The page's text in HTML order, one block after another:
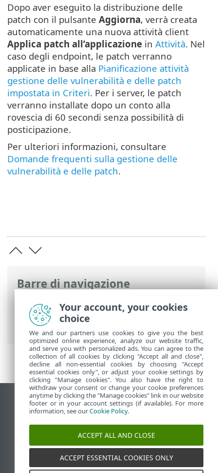
Barre di navigazione
Guida online ESET>ESET PROTECT>
Utilizzo di ESET PROTECT >
Menu principale
> Gestione patch
Dopo aver eseguito la distribuzione delle
patch con il pulsante Aggiorna, verrà creata
automaticamente una nuova attività client
Applica patch all’applicazione in Attività. Nel
caso degli endpoint, le patch verranno
applicate in base alla Pianificazione attività
gestione delle vulnerabilità e delle patch
impostata in Criteri. Per i server, le patch
verranno installate dopo un conto alla
rovescia di 60 secondi senza possibilità di
posticipazione.
Per ulteriori informazioni, consultare
Domande frequenti sulla gestione delle
vulnerabilità e delle patch.
Visualizza sito desktop
End of Life
ESET Knowledge Base
ESET Status Portal
Supporto regionale
Your account, your cookies
choice
We and our partners use cookies to give you the best
optimized online experience, analyze our website traffic,
and serve you with personalized ads. You can agree to the
collection of all cookies by clicking "Accept all and close",
decline all non-essential cookies by choosing "Accept
essential cookies only", or adjust your cookie settings by
clicking "Manage cookies". You also have the right to
withdraw your consent or change your cookie preferences
anytime by clicking the "Manage cookies" link in our website
footer or in your account settings (if available). For more
information, see ourCookie Policy.
ACCEPT ALL AND CLOSE
ACCEPT ESSENTIAL COOKIES ONLY